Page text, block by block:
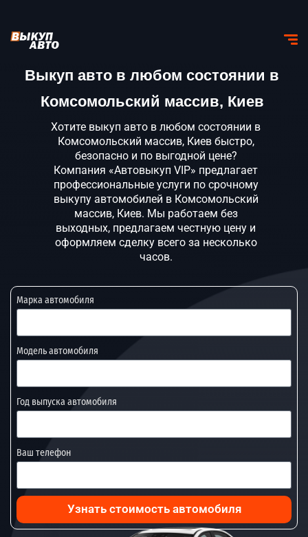
Выкуп авто в любом состоянии в
Комсомольский массив, Киев
Хотите выкуп авто в любом состоянии в
Комсомольский массив, Киев быстро,
безопасно и по выгодной цене?
Компания «Автовыкуп VIP» предлагает
профессиональные услуги по срочному
выкупу автомобилей в Комсомольский
массив, Киев. Мы работаем без
выходных, предлагаем честную цену и
оформляем сделку всего за несколько
часов.
Марка автомобиля
Модель автомобиля
Год выпуска автомобиля
Ваш телефон
Узнать стоимость автомобиля